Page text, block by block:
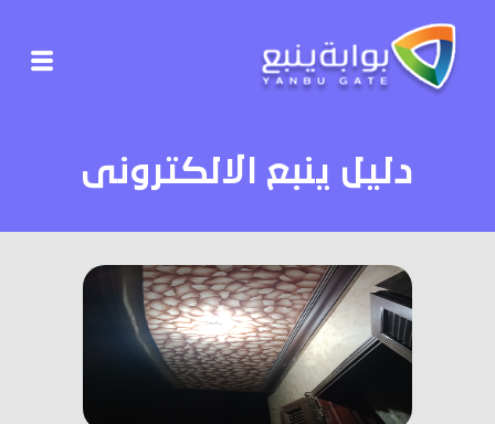
دليل ينبع الالكترونى